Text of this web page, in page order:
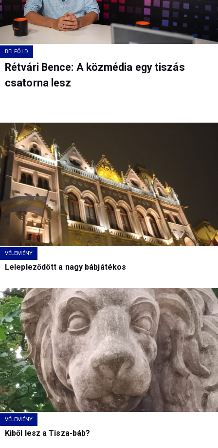
BELFÖLD
Rétvári Bence: A közmédia egy tiszás
csatorna lesz
VÉLEMÉNY
Lelepleződött a nagy bábjátékos
VÉLEMÉNY
Kiből lesz a Tisza-báb?